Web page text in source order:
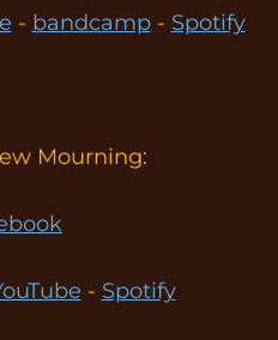
- bandcamp- Spotify
Mourning:
- Spotify